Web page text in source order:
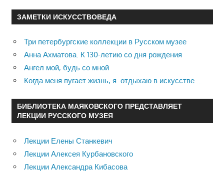
ЗАМЕТКИ ИСКУССТВОВЕДА
Три петербургские коллекции в Русском музее
Анна Ахматова. К 130-летию со дня рождения
Ангел мой, будь со мной
Когда меня пугает жизнь, я отдыхаю в искусстве …
БИБЛИОТЕКА МАЯКОВСКОГО ПРЕДСТАВЛЯЕТ
ЛЕКЦИИ РУССКОГО МУЗЕЯ
Лекции Елены Станкевич
Лекции Алексея Курбановского
Лекции Александра Кибасова